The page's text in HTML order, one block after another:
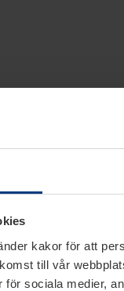
kakor för att
till vår
sociala medier,